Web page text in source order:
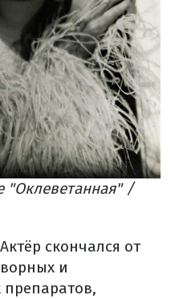
"Оклеветанная" /
Актёр скончался от
и